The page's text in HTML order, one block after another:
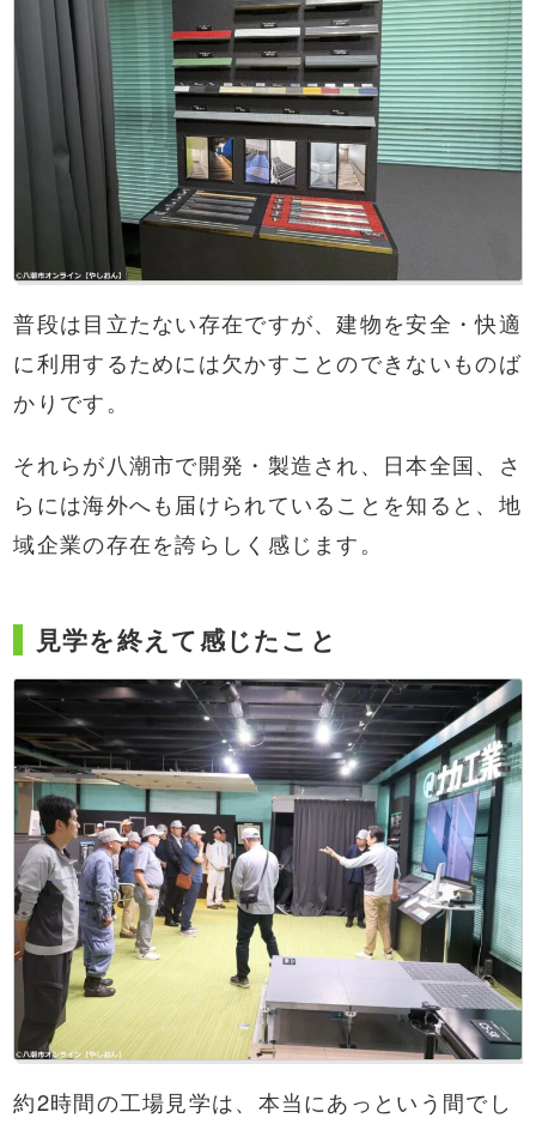
普段は目立たない存在ですが、建物を安全・快適
に利用するためには欠かすことのできないものば
かりです。
それらが八潮市で開発・製造され、日本全国、さ
らには海外へも届けられていることを知ると、地
域企業の存在を誇らしく感じます。
見学を終えて感じたこと
約2時間の工場見学は、本当にあっという間でし